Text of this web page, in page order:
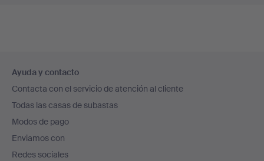
en
el
pie
de
página
Ayuda y contacto
Contacta con el servicio de atención al cliente
Todas las casas de subastas
Modos de pago
Enviamos con
Redes sociales